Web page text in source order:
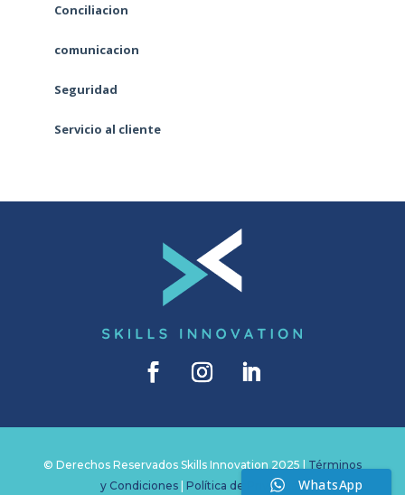
Conciliacion
comunicacion
Seguridad
Servicio al cliente
© Derechos Reservados Skills Innovation 2025 | Términos
y Condiciones| Política de PrivacidadWhatsApp